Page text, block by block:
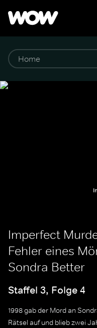
Imperfect
Fehler eines
Sondra Better
Staffel 3, Folge 4
1998 gab der Mord an
Rätsel auf und blieb zwei